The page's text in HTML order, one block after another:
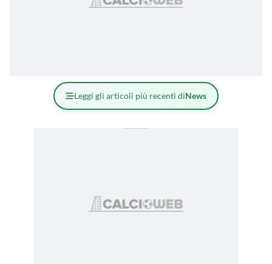
Leggi gli articoli più recenti diNews